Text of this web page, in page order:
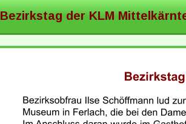
Bezirkstag der KLM